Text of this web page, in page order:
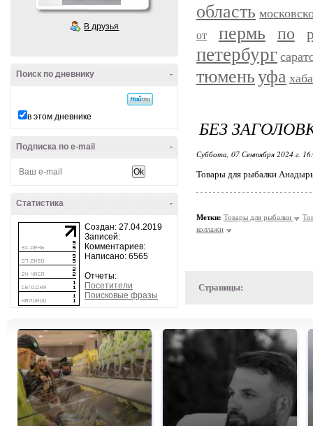
В друзья
-
Поиск по дневнику
в этом дневнике
-
Подписка по e-mail
-
Статистика
Создан: 27.04.2019
Записей:
Комментариев:
Написано: 6565
Отчеты:
Посетители
Поисковые фразы
область
от пермь по
петербург
тюменьуфа
БЕЗ
Суббота, 07 Сентября 2024 г.
Товары для рыбалки
Метки: Товары для рыбалки
коллажи
Страницы: